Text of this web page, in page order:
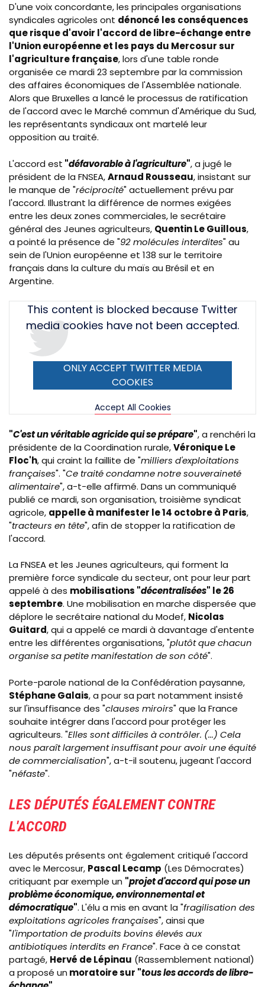
D'une voix concordante, les principales organisations
syndicales agricoles ont dénoncé les conséquences
que risque d'avoir l'accord de libre-échange entre
l'Union européenne et les pays du Mercosursur
l'agriculture française, lors d'une table ronde
organisée ce mardi 23 septembre par la commission
des affaires économiques de l'Assemblée nationale.
Alors que Bruxelles a lancé le processus de ratification
de l'accord avec le Marché commun d'Amérique du Sud,
les représentants syndicaux ont martelé leur
opposition au traité.
L'accord est "défavorable à l'agriculture", a jugé le
président de la FNSEA,Arnaud Rousseau, insistant sur
le manque de "réciprocité" actuellement prévu par
l'accord. Illustrant la différence de normes exigées
entre les deux zones commerciales, le secrétaire
général des Jeunes agriculteurs, Quentin Le Guillous,
a pointé la présence de "92 molécules interdites" au
sein de l'Union européenne et 138 sur le territoire
français dans la culture du maïs au Brésil et en
Argentine.
TweetThis content is blocked because Twitter
media cookies have not been accepted.
ONLY ACCEPT TWITTER MEDIA
COOKIES
Accept All Cookies
"C'est un véritable agricide qui se prépare", a renchéri la
présidente de la Coordination rurale,Véronique Le
Floc'h, qui craint la faillite de "milliers d'exploitations
françaises". "Ce traité condamne notre souveraineté
alimentaire", a-t-elle affirmé. Dans un communiqué
publié ce mardi, son organisation, troisième syndicat
agricole, appelle à manifester le 14 octobre à Paris,
"tracteurs en tête", afin de stopper la ratification de
l'accord.
La FNSEA et les Jeunes agriculteurs, qui forment la
première force syndicale du secteur, ont pour leur part
appelé à des mobilisations "décentralisées" le 26
septembre. Une mobilisation en marche dispersée que
déplore le secrétaire national du Modef, Nicolas
Guitard, qui a appelé ce mardi à davantage d'entente
entre les différentes organisations, "plutôt que chacun
organise sa petite manifestation de son côté".
Porte-parole national de la Confédération paysanne,
Stéphane Galais, a pour sa part notamment insisté
sur l'insuffisance des "clauses miroirs" que la France
souhaite intégrer dans l'accord pour protéger les
agriculteurs. "Elles sont difficiles à contrôler. (...) Cela
nous paraît largement insuffisant pour avoir une équité
de commercialisation", a-t-il soutenu, jugeant l'accord
"néfaste".
LES DÉPUTÉS ÉGALEMENT CONTRE
L'ACCORD
Les députés présents ont également critiqué l'accord
avec le Mercosur, Pascal Lecamp (Les Démocrates)
critiquant par exemple un "projet d'accord qui pose un
problème économique, environnemental et
démocratique". L'élu a mis en avant la "fragilisation des
exploitations agricoles françaises", ainsi que
"l'importation de produits bovins élevés aux
antibiotiques interdits en France". Face à ce constat
partagé, Hervé de Lépinau (Rassemblement national)
a proposé un moratoire sur "tous les accords de libre-